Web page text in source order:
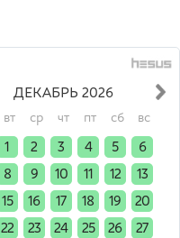
ДЕКАБРЬ 2026
вт ср чт пт сб вс
1 2 3 4 5
6
8 9 10 11 12
13
15 16 17 18 19
20
22 23 24 25 26
27